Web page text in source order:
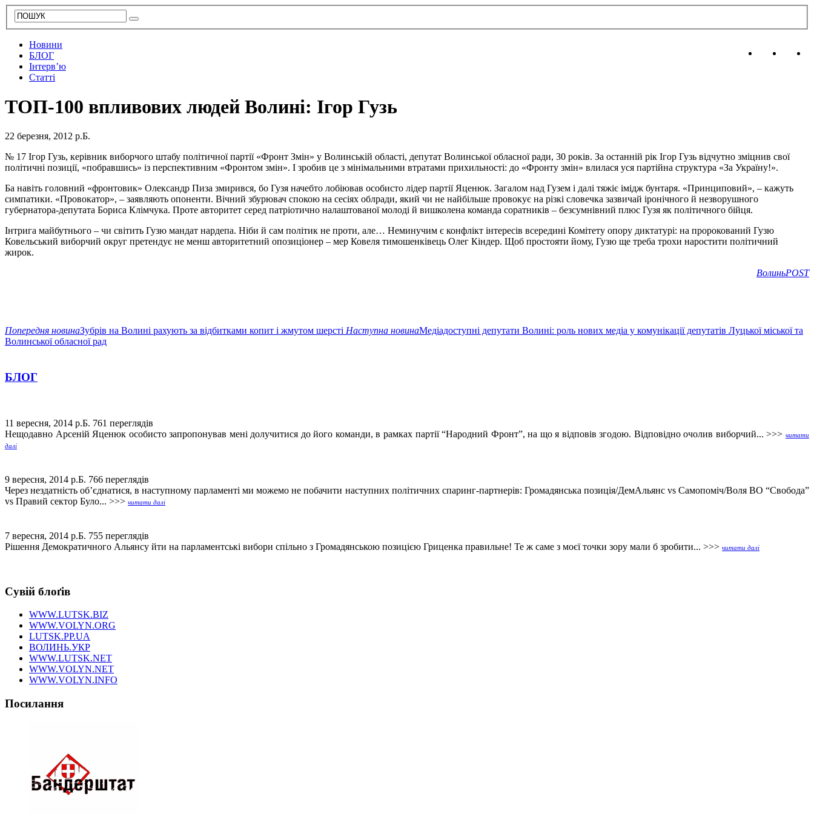
Новини
БЛОГ
Інтерв’ю
Статті
ТОП-100 впливових людей Волині: Ігор Гузь
22 березня, 2012 р.Б.
№ 17 Ігор Гузь, керівник виборчого штабу політичної партії «Фронт Змін» у Волинській області, депутат Волинської обласної ради, 30 років. За останній рік Ігор Гузь відчутно зміцнив свої
політичні позиції, «побравшись» із перспективним «Фронтом змін». І зробив це з мінімальними втратами прихильності: до «Фронту змін» влилася уся партійна структура «За Україну!».
Ба навіть головний «фронтовик» Олександр Пиза змирився, бо Гузя начебто лобіював особисто лідер партії Яценюк. Загалом над Гузем і далі тяжіє імідж бунтаря. «Принциповий», – кажуть
симпатики. «Провокатор», – заявляють опоненти. Вічний збурювач спокою на сесіях облради, який чи не найбільше провокує на різкі словечка зазвичай іронічного й незворушного
губернатора-депутата Бориса Клімчука. Проте авторитет серед патріотично налаштованої молоді й вишколена команда соратників – безсумнівний плюс Гузя як політичного бійця.
Інтрига майбутнього – чи світить Гузю мандат нардепа. Ніби й сам політик не проти, але… Неминучим є конфлікт інтересів всередині Комітету опору диктатурі: на пророкований Гузю
Ковельський виборчий округ претендує не менш авторитетний опозиціонер – мер Ковеля тимошенківець Олег Кіндер. Щоб простояти йому, Гузю ще треба трохи наростити політичний
жирок.
ВолиньPOST
Попередня новинаЗубрів на Волині рахують за відбитками копит і жмутом шерсті Наступна новинаМедіадоступні депутати Волині: роль нових медіа у комунікації депутатів Луцької міської та
Волинської обласної рад
БЛОГ
11 вересня, 2014 р.Б. 761 переглядів
Нещодавно Арсеній Яценюк особисто запропонував мені долучитися до його команди, в рамках партії “Народний Фронт”, на що я відповів згодою. Відповідно очолив виборчий... >>> читати
далі
9 вересня, 2014 р.Б. 766 переглядів
Через нездатність об’єднатися, в наступному парламенті ми можемо не побачити наступних політичних спаринг-партнерів: Громадянська позиція/ДемАльянс vs Самопоміч/Воля ВО “Свобода”
vs Правий сектор Було... >>> читати далі
7 вересня, 2014 р.Б. 755 переглядів
Рішення Демократичного Альянсу йти на парламентські вибори спільно з Громадянською позицією Гриценка правильне! Те ж саме з моєї точки зору мали б зробити... >>> читати далі
Сувій блоґів
WWW.LUTSK.BIZ
WWW.VOLYN.ORG
LUTSK.PP.UA
ВОЛИНЬ.УКР
WWW.LUTSK.NET
WWW.VOLYN.NET
WWW.VOLYN.INFO
Посилання